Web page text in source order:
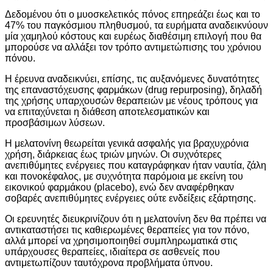
Δεδομένου ότι ο μυοσκελετικός πόνος επηρεάζει έως και το
47% του παγκόσμιου πληθυσμού, τα ευρήματα αναδεικνύουν
μία χαμηλού κόστους και ευρέως διαθέσιμη επιλογή που θα
μπορούσε να αλλάξει τον τρόπο αντιμετώπισης του χρόνιου
πόνου.
Η έρευνα αναδεικνύει, επίσης, τις αυξανόμενες δυνατότητες
της επαναστόχευσης φαρμάκων (drug repurposing), δηλαδή
της χρήσης υπαρχουσών θεραπειών με νέους τρόπους για
να επιταχύνεται η διάθεση αποτελεσματικών και
προσβάσιμων λύσεων.
Η μελατονίνη θεωρείται γενικά ασφαλής για βραχυχρόνια
χρήση, διάρκειας έως τριών μηνών. Οι συχνότερες
ανεπιθύμητες ενέργειες που καταγράφηκαν ήταν ναυτία, ζάλη
και πονοκέφαλος, με συχνότητα παρόμοια με εκείνη του
εικονικού φαρμάκου (placebo), ενώ δεν αναφέρθηκαν
σοβαρές ανεπιθύμητες ενέργειες ούτε ενδείξεις εξάρτησης.
Οι ερευνητές διευκρινίζουν ότι η μελατονίνη δεν θα πρέπει να
αντικαταστήσει τις καθιερωμένες θεραπείες για τον πόνο,
αλλά μπορεί να χρησιμοποιηθεί συμπληρωματικά στις
υπάρχουσες θεραπείες, ιδιαίτερα σε ασθενείς που
αντιμετωπίζουν ταυτόχρονα προβλήματα ύπνου.